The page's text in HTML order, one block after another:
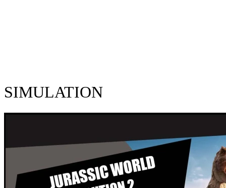
SIMULATION